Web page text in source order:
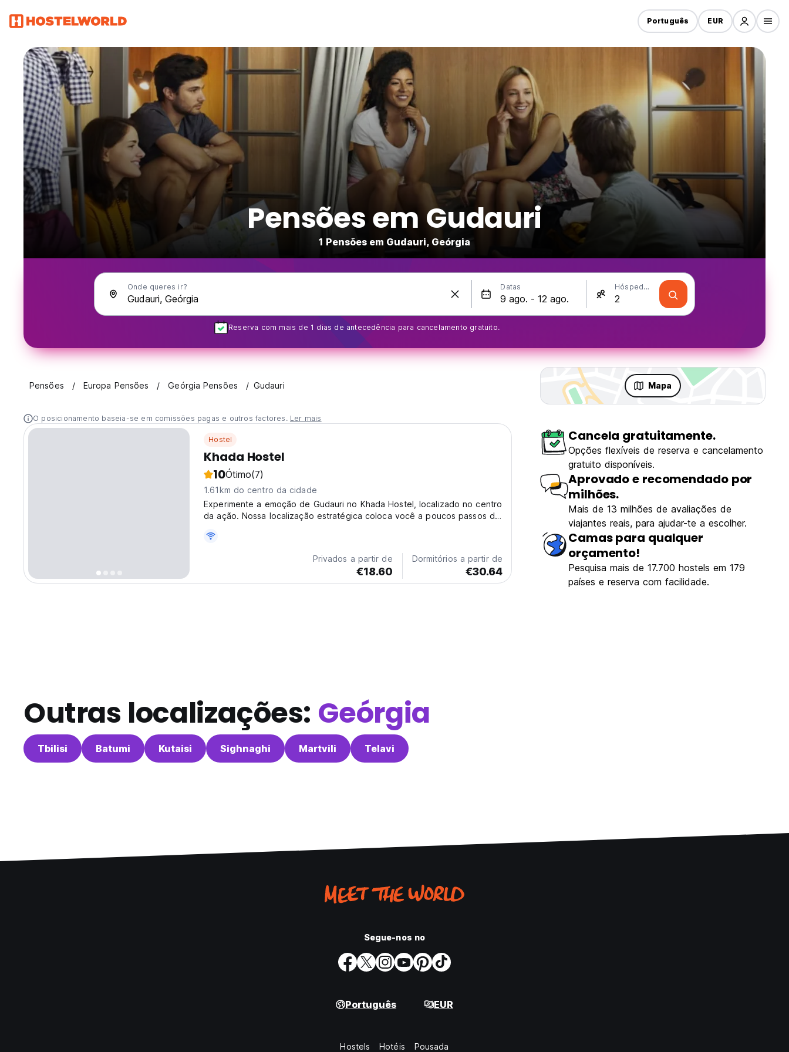
Português EUR
Pensões em Gudauri
1 Pensões em Gudauri, Geórgia
Onde queres ir? Datas Hóspedes
Reserva com mais de 1 dias de antecedência para cancelamento gratuito.
Pensões Europa Pensões Geórgia Pensões Gudauri Mapa
O posicionamento baseia-se em comissões pagas e outros factores. Ler mais
Hostel
Khada Hostel
10Ótimo(7)
1.61km do centro da cidade
Experimente a emoção de Gudauri no Khada Hostel, localizado no centro
da ação. Nossa localização estratégica coloca você a poucos passos do
neve rapidamente!
Privados a partir de
€18.60
Dormitórios a partir de
€30.64
Cancela gratuitamente.
Opções flexíveis de reserva e cancelamento
gratuito disponíveis.
Aprovado e recomendado por
milhões.
Mais de 13 milhões de avaliações de
viajantes reais, para ajudar-te a escolher.
Camas para qualquer
orçamento!
Pesquisa mais de 17.700 hostels em 179
países e reserva com facilidade.
Outras localizações: Geórgia
Tbilisi Batumi Kutaisi Sighnaghi Martvili Telavi
Segue-nos no
Português EUR
Hostels Hotéis Pousada